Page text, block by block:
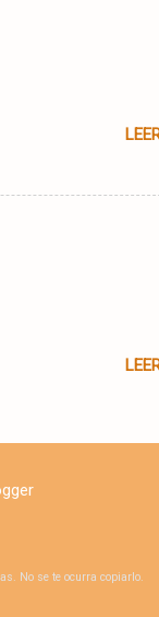
favoritos en la
No se te ocurra copiarlo.